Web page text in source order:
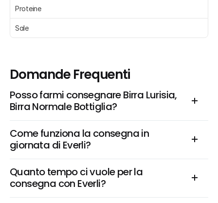
Proteine
Sale
Domande Frequenti
Posso farmi consegnare Birra Lurisia,
Birra Normale Bottiglia?
Come funziona la consegna in
giornata di Everli?
Quanto tempo ci vuole per la
consegna con Everli?